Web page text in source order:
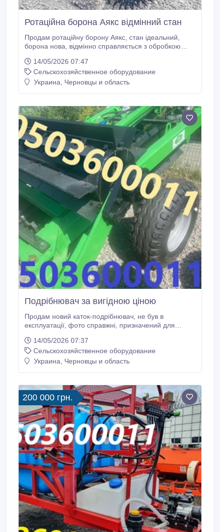
Ротаційна борона Аякс відмінний стан
Продам ротаційну борону Аякс, стан ідеальний,
борона нова, відмінно справляється з обробкою
6 метрів, можна працювати як одною, так і двома
боронами одночасно. Швидке видалення різних
типів бур’янів, зняття грунтової кірки, обробка
14/05/2026 07:47
Сельскохозяйственное оборудование
Украина, Черновцы и область
Подрібнювач за вигідною ціною
Продам новий каток-подрібнювач, не був в
експлуатації, фото справжні, призначений для
мульчування ґрунту затримує випаровування
вологи, регулює температуру поверхневого шару,
стримує зростання бур'янів, захищає від
14/05/2026 07:37
Сельскохозяйственное оборудование
Украина, Черновцы и область
200 000 грн.